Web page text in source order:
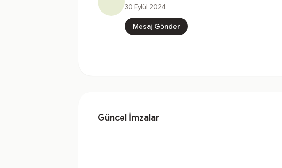
30 Eylül 2024
Mesaj Gönder
Güncel İmzalar